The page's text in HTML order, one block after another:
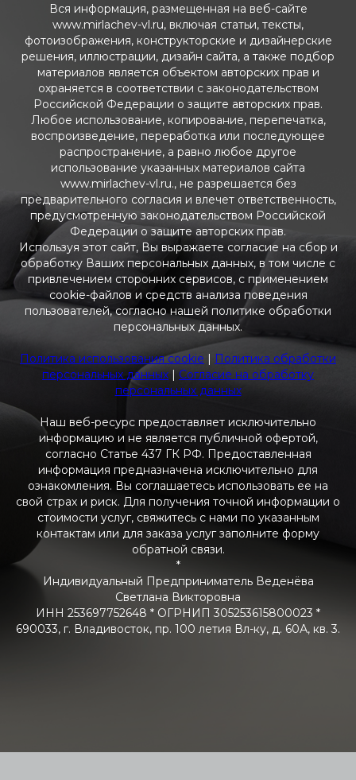
Вся информация, размещенная на веб-сайте
www.mirlachev-vl.ru, включая статьи, тексты,
фотоизображения, конструкторские и дизайнерские
решения, иллюстрации, дизайн сайта, а также подбор
материалов является объектом авторских прав и
охраняется в соответствии с законодательством
Российской Федерации о защите авторских прав.
Любое использование, копирование, перепечатка,
воспроизведение, переработка или последующее
распространение, а равно любое другое
использование указанных материалов сайта
www.mirlachev-vl.ru., не разрешается без
предварительного согласия и влечет ответственность,
предусмотренную законодательством Российской
Федерации о защите авторских прав.
Используя этот сайт, Вы выражаете согласие на сбор и
обработку Ваших персональных данных, в том числе с
привлечением сторонних сервисов, с применением
cookie-файлов и средств анализа поведения
пользователей, согласно нашей политике обработки
персональных данных.
Политика использования cookie | Политика обработки
персональных данных | Согласие на обработку
персональных данных
Наш веб-ресурс предоставляет исключительно
информацию и не является публичной офертой,
согласно Статье 437 ГК РФ. Предоставленная
информация предназначена исключительно для
ознакомления. Вы соглашаетесь использовать ее на
свой страх и риск. Для получения точной информации о
стоимости услуг, свяжитесь с нами по указанным
контактам или для заказа услуг заполните форму
обратной связи.
*
Индивидуальный Предприниматель Веденёва
Светлана Викторовна
ИНН 253697752648 * ОГРНИП 305253615800023 *
690033, г. Владивосток, пр. 100 летия Вл-ку, д. 60А, кв. 3.